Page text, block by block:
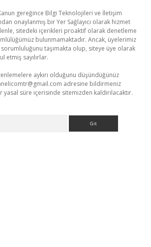
gereğince Bilgi Teknolojileri ve İletişim
onaylanmış bir Yer Sağlayıcı olarak hizmet
sitedeki içerikleri proaktif olarak denetleme
bulunmamaktadır. Ancak, üyelerimiz
sorumluluğunu taşımakta olup, siteye üye olarak
etmiş sayılırlar.
aykırı olduğunu düşündüğünüz
adresine bildirmeniz
süre içerisinde sitemizden kaldırılacaktır.